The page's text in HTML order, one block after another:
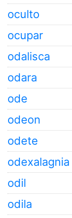
oculto
ocupar
odalisca
odara
ode
odeon
odete
odexalagnia
odil
odila